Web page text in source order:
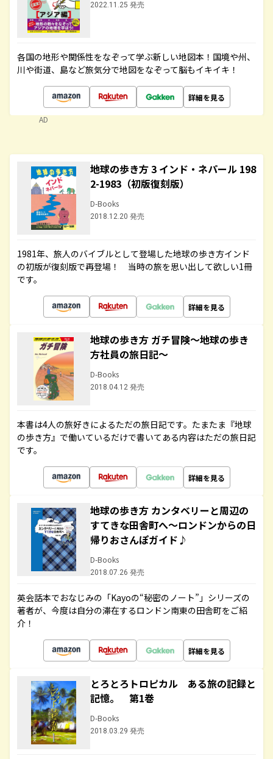
2022.11.25 発売
各国の地形や関係性をなぞって学ぶ新しい地図本！国境や州、
川や街道、島など旅気分で地図をなぞって脳もイキイキ！
詳細を見る
AD
地球の歩き方 3 インド・ネパール 198
2-1983（初版復刻版）
D-Books
2018.12.20 発売
1981年、旅人のバイブルとして登場した地球の歩き方インド
の初版が復刻版で再登場！ 当時の旅を思い出して欲しい1冊
です。
詳細を見る
地球の歩き方 ガチ冒険～地球の歩き
方社員の旅日記～
D-Books
2018.04.12 発売
本書は4人の旅好きによるただの旅日記です。たまたま『地球
の歩き方』で働いているだけで書いてある内容はただの旅日記
です。
詳細を見る
地球の歩き方 カンタベリーと周辺の
すてきな田舎町へ～ロンドンからの日
帰りおさんぽガイド♪
D-Books
2018.07.26 発売
英会話本でおなじみの「Kayoの“秘密のノート”」シリーズの
著者が、今度は自分の滞在するロンドン南東の田舎町をご紹
介！
詳細を見る
とろとろトロピカル ある旅の記録と
記憶。 第1巻
D-Books
2018.03.29 発売